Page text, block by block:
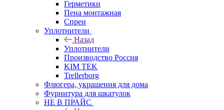
Герметики
Пена монтажная
Спреи
Уплотнители
Назад
Уплотнители
Производство Россия
KIM TEK
Trellerborg
Флюгера, украшения для дома
Фурнитура для шкатулок
НЕ В ПРАЙС